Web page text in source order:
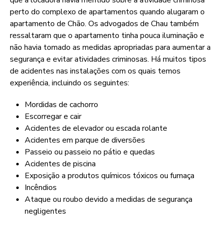
perto do complexo de apartamentos quando alugaram o
apartamento de Chão. Os advogados de Chau também
ressaltaram que o apartamento tinha pouca iluminação e
não havia tomado as medidas apropriadas para aumentar a
segurança e evitar atividades criminosas. Há muitos tipos
de acidentes nas instalações com os quais temos
experiência, incluindo os seguintes:
Mordidas de cachorro
Escorregar e cair
Acidentes de elevador ou escada rolante
Acidentes em parque de diversões
Passeio ou passeio no pátio e quedas
Acidentes de piscina
Exposição a produtos químicos tóxicos ou fumaça
Incêndios
Ataque ou roubo devido a medidas de segurança
negligentes